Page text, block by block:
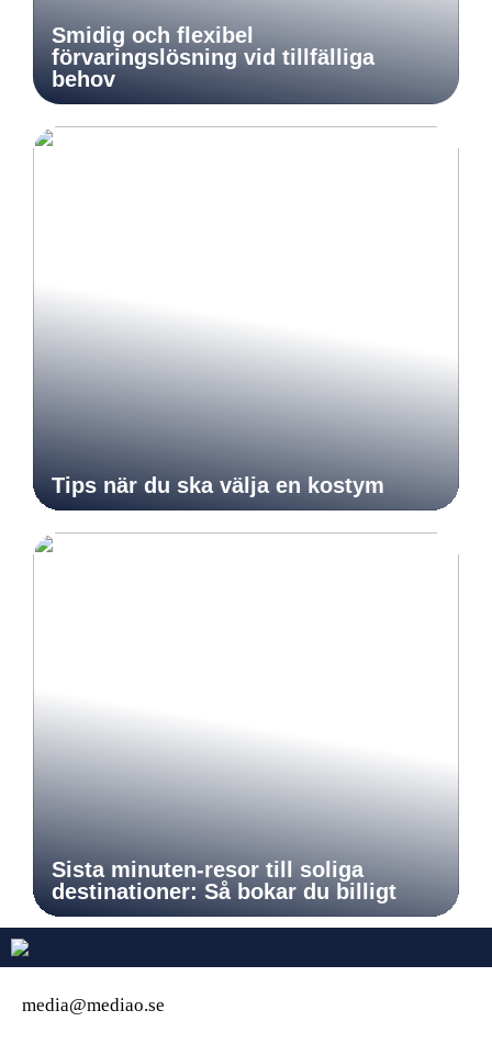
Smidig och flexibel
förvaringslösning vid tillfälliga
behov
Tips när du ska välja en kostym
Sista minuten-resor till soliga
destinationer: Så bokar du billigt
media@mediao.se